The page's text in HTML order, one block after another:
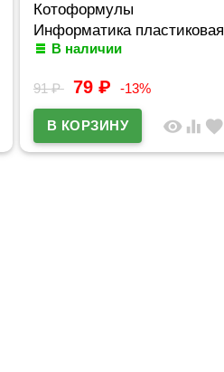
Котоформулы
Информатика пластиковая
обложка арт.62536
В наличии
91₽ 79 ₽ -13%
visibility equalizer favorite